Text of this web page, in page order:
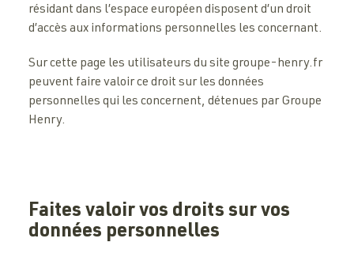
production
de
et
végétaux.
résidant dans l’espace européen disposent d’un droit
d’accès aux informations personnelles les concernant.
Sur cette page les utilisateurs du site groupe-henry.fr
peuvent faire valoir ce droit sur les données
personnelles qui les concernent, détenues par Groupe
Henry.
Faites valoir vos droits sur vos
données personnelles